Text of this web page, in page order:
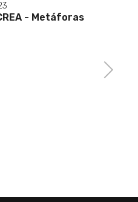
- Metáforas
Next